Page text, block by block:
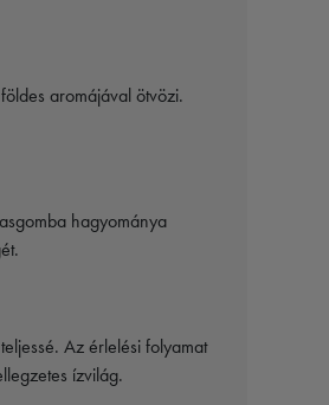
aromájával ötvözi.
hagyománya
Az érlelési folyamat
ízvilág.